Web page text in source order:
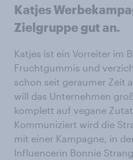
Katjes
Zielgruppe gut an.
Katjes ist ein Vorreiter im
Fruchtgummis und
schon seit geraumer Zeit
will das Unternehmen
komplett auf vegane
Kommuniziert wird die
mit einer Kampagne, in
Influencerin Bonnie